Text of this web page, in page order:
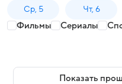
Ср, 5 Чт, 6
Фильмы Сериалы
Показать